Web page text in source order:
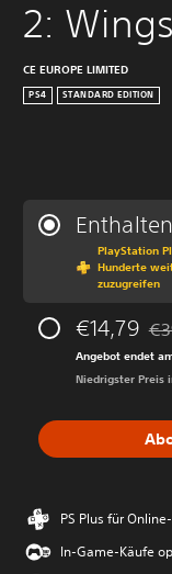
2:
CE EUROPE LIMITED
PS4 STANDARD EDITION
Enthalten
PlayStation
Hunderte
zuzugreifen
€14,79
Angebot endet
Niedrigster Preis
PS Plus für
In-Game-Käufe